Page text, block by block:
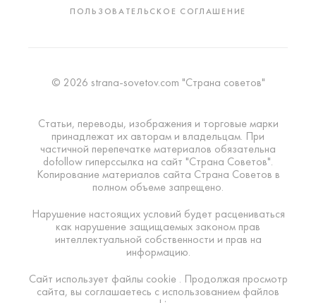
ПОЛЬЗОВАТЕЛЬСКОЕ СОГЛАШЕНИЕ
© 2026 strana-sovetov.com "Страна советов"
Статьи, переводы, изображения и торговые марки
принадлежат их авторам и владельцам. При
частичной перепечатке материалов обязательна
dofollow гиперссылка на сайт "Страна Советов".
Копирование материалов сайта Страна Советов в
полном объеме запрещено.
Нарушение настоящих условий будет расцениваться
как нарушение защищаемых законом прав
интеллектуальной собственности и прав на
информацию.
Сайт использует файлы cookie . Продолжая просмотр
сайта, вы соглашаетесь с использованием файлов